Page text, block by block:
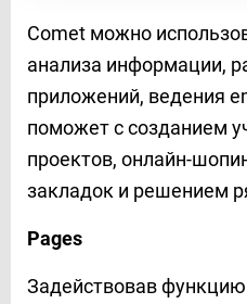
Comet можно
анализа информации,
приложений, ведения
поможет с созданием
проектов, онлайн-
закладок и решением
Pages
Задействовав функцию